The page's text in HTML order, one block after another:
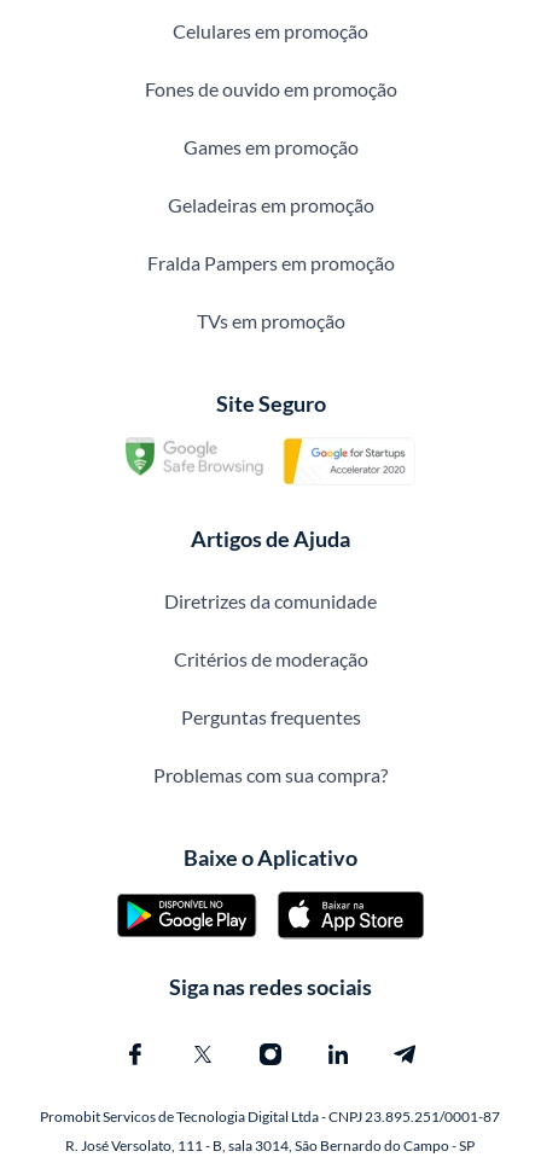
Celulares em promoção
Fones de ouvido em promoção
Games em promoção
Geladeiras em promoção
Fralda Pampers em promoção
TVs em promoção
Site Seguro
Artigos de Ajuda
Diretrizes da comunidade
Critérios de moderação
Perguntas frequentes
Problemas com sua compra?
Baixe o Aplicativo
Siga nas redes sociais
Promobit Servicos de Tecnologia Digital Ltda - CNPJ 23.895.251/0001-87
R. José Versolato, 111 - B, sala 3014, São Bernardo do Campo - SP